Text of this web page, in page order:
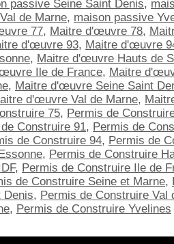
passive Seine Saint Denis,
de Marne, maison passive
77, Maitre d'œuvre 78,
d'œuvre 93, Maitre d'œuvre
, Maitre d'œuvre Hauts de
Ile de France, Maitre
, Maitre d'œuvre Seine Saint
d'œuvre Val de Marne,
75, Permis de
Construire 91, Permis de
de Construire 94, Permis de
, Permis de Construire
, Permis de Construire Ile de
de Construire Seine et Marne,
Denis, Permis de Construire Val
, Permis de Construire Yvelines